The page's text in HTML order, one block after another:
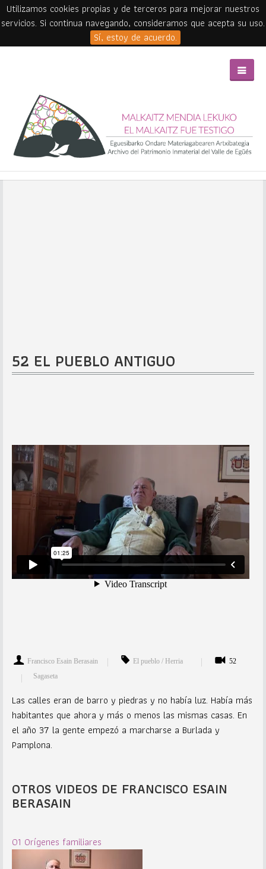
Utilizamos cookies propias y de terceros para mejorar nuestros
servicios. Si continua navegando, consideramos que acepta su uso.
Sí, estoy de acuerdo.
52 EL PUEBLO ANTIGUO
Francisco Esain Berasain El pueblo / Herria
52
Sagaseta
Las calles eran de barro y piedras y no había luz. Había más
habitantes que ahora y más o menos las mismas casas. En
el año 37 la gente empezó a marcharse a Burlada y
Pamplona.
OTROS VIDEOS DE FRANCISCO ESAIN
BERASAIN
01 Orígenes familiares